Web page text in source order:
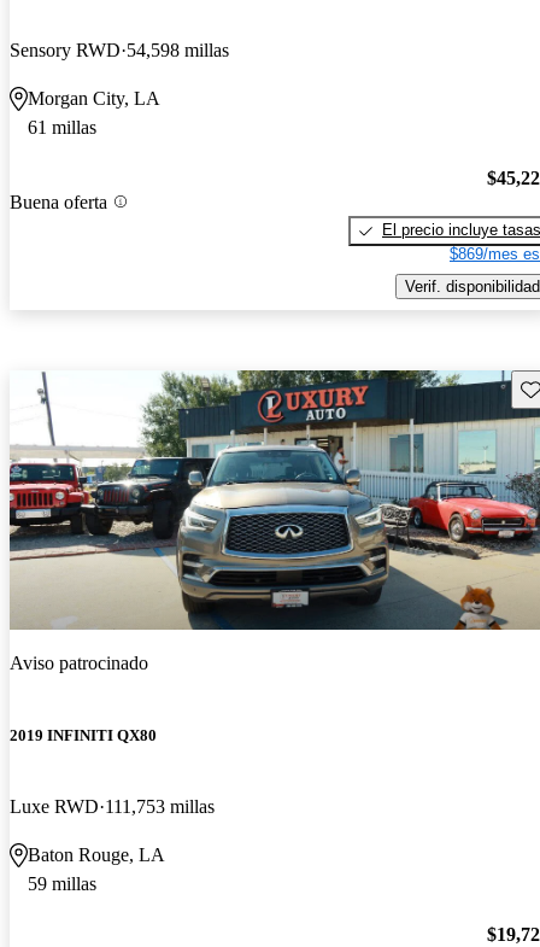
Sensory RWD 54,598 millas
Morgan City, LA
61 millas
Buena oferta
El precio incluye tasas
$869/mes
Verif. disponibilidad
Aviso patrocinado
2019 INFINITI QX80
Luxe RWD 111,753 millas
Baton Rouge, LA
59 millas